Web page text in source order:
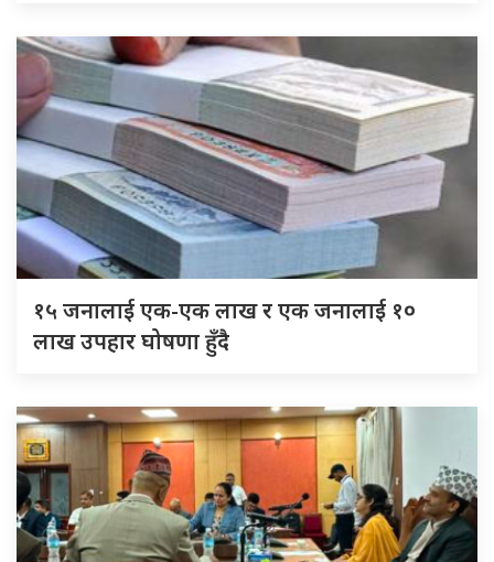
१५ जनालाई एक-एक लाख र एक जनालाई १०
लाख उपहार घोषणा हुँदै